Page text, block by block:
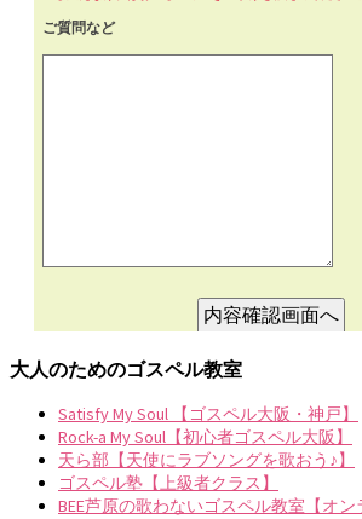
大人のためのゴスペル教室
Satisfy My Soul 【ゴスペル大阪・神戸】
Rock-a My Soul【初心者ゴスペル大阪】
天ら部【天使にラブソングを歌おう♪】
ゴスペル塾【上級者クラス】
BEE芦原の歌わないゴスペル教室【オン